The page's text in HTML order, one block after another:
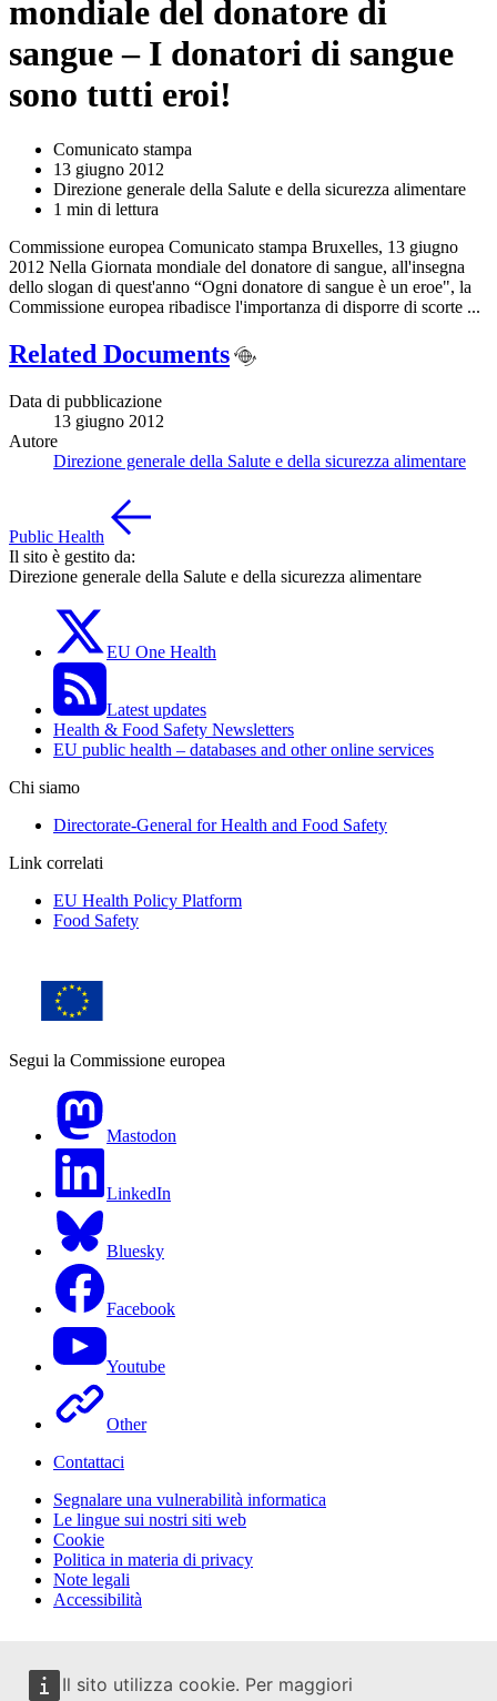
Il sito utilizza cookie. Per maggiori
mondiale del donatore di
sangue – I donatori di sangue
sono tutti eroi!
Comunicato stampa
13 giugno 2012
Direzione generale della Salute e della sicurezza alimentare
1 min di lettura
Commissione europea Comunicato stampa Bruxelles, 13 giugno
2012 Nella Giornata mondiale del donatore di sangue, all'insegna
dello slogan di quest'anno “Ogni donatore di sangue è un eroe", la
Commissione europea ribadisce l'importanza di disporre di scorte ...
Related Documents
Data di pubblicazione
13 giugno 2012
Autore
Direzione generale della Salute e della sicurezza alimentare
Public Health
Il sito è gestito da:
Direzione generale della Salute e della sicurezza alimentare
EU One Health
Latest updates
Health & Food Safety Newsletters
EU public health – databases and other online services
Chi siamo
Directorate-General for Health and Food Safety
Link correlati
EU Health Policy Platform
Food Safety
Segui la Commissione europea
Mastodon
LinkedIn
Bluesky
Facebook
Youtube
Other
Contattaci
Segnalare una vulnerabilità informatica
Le lingue sui nostri siti web
Cookie
Politica in materia di privacy
Note legali
Accessibilità